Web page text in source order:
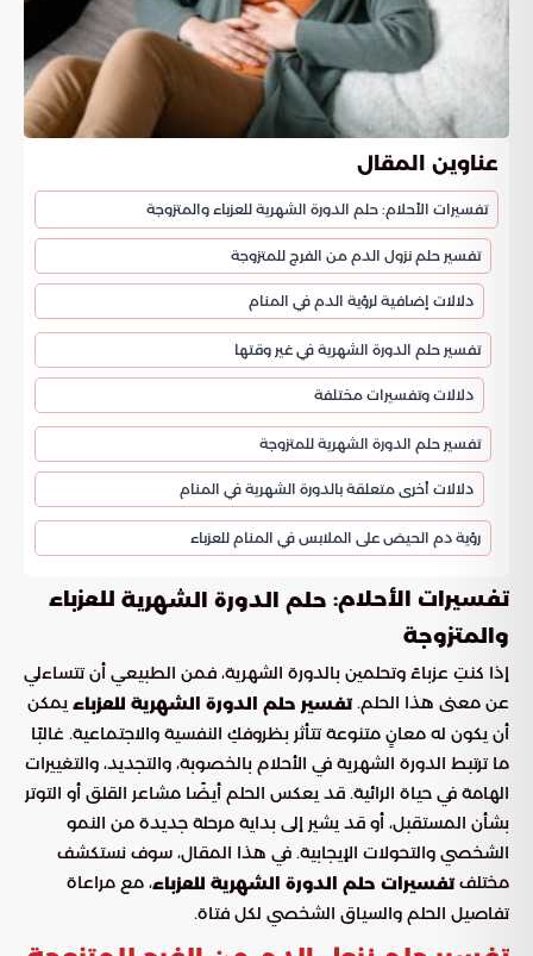
عناوين المقال
تفسيرات الأحلام: حلم الدورة الشهرية للعزباء والمتزوجة
تفسير حلم نزول الدم من الفرج للمتزوجة
دلالات إضافية لرؤية الدم في المنام
تفسير حلم الدورة الشهرية في غير وقتها
دلالات وتفسيرات مختلفة
تفسير حلم الدورة الشهرية للمتزوجة
دلالات أخرى متعلقة بالدورة الشهرية في المنام
رؤية دم الحيض على الملابس في المنام للعزباء
تفسيرات الأحلام: حلم الدورة الشهرية للعزباء
والمتزوجة
إذا كنتِ عزباءً وتحلمين بالدورة الشهرية، فمن الطبيعي أن تتساءلي
عن معنى هذا الحلم.تفسير حلم الدورة الشهرية للعزباء يمكن
أن يكون له معانٍ متنوعة تتأثر بظروفكِ النفسية والاجتماعية. غالبًا
ما ترتبط الدورة الشهرية في الأحلام بالخصوبة، والتجديد، والتغييرات
الهامة في حياة الرائية. قد يعكس الحلم أيضًا مشاعر القلق أو التوتر
بشأن المستقبل، أو قد يشير إلى بداية مرحلة جديدة من النمو
الشخصي والتحولات الإيجابية. في هذا المقال، سوف نستكشف
مختلفتفسيرات حلم الدورة الشهرية للعزباء، مع مراعاة
تفاصيل الحلم والسياق الشخصي لكل فتاة.